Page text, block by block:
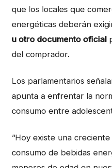
que los locales que
energéticas deberán
u otro documento oficial
del comprador.
Los parlamentarios
apunta a enfrentar la
consumo entre
“Hoy existe una
consumo de bebidas